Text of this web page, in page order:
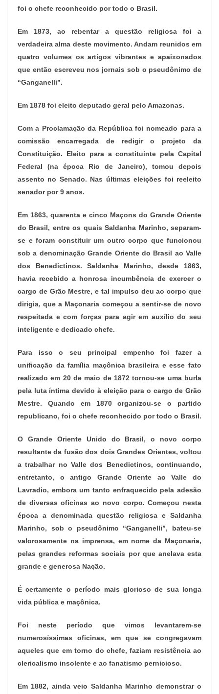
foi o chefe reconhecido por todo o Brasil.
Em 1873, ao rebentar a questão religiosa foi a
verdadeira alma deste movimento. Andam reunidos em
quatro volumes os artigos vibrantes e apaixonados
que então escreveu nos jornais sob o pseudônimo de
“Ganganelli”.
Em 1878 foi eleito deputado geral pelo Amazonas.
Com a Proclamação da República foi nomeado para a
comissão encarregada de redigir o projeto da
Constituição. Eleito para a constituinte pela Capital
Federal (na época Rio de Janeiro), tomou depois
assento no Senado. Nas últimas eleições foi reeleito
senador por 9 anos.
Em 1863, quarenta e cinco Maçons do Grande Oriente
do Brasil, entre os quais Saldanha Marinho, separam-
se e foram constituir um outro corpo que funcionou
sob a denominação Grande Oriente do Brasil ao Valle
dos Benedictinos. Saldanha Marinho, desde 1863,
havia recebido a honrosa incumbência de exercer o
cargo de Grão Mestre, e tal impulso deu ao corpo que
dirigia, que a Maçonaria começou a sentir-se de novo
respeitada e com forças para agir em auxílio do seu
inteligente e dedicado chefe.
Para isso o seu principal empenho foi fazer a
unificação da família maçônica brasileira e esse fato
realizado em 20 de maio de 1872 tornou-se uma burla
pela luta íntima devido à eleição para o cargo de Grão
Mestre. Quando em 1870 organizou-se o partido
republicano, foi o chefe reconhecido por todo o Brasil.
O Grande Oriente Unido do Brasil, o novo corpo
resultante da fusão dos dois Grandes Orientes, voltou
a trabalhar no Valle dos Benedictinos, continuando,
entretanto, o antigo Grande Oriente ao Valle do
Lavradio, embora um tanto enfraquecido pela adesão
de diversas oficinas ao novo corpo. Começou nesta
época a denominada questão religiosa e Saldanha
Marinho, sob o pseudônimo “Ganganelli”, bateu-se
valorosamente na imprensa, em nome da Maçonaria,
pelas grandes reformas sociais por que anelava esta
grande e generosa Nação.
É certamente o período mais glorioso de sua longa
vida pública e maçônica.
Foi neste período que vimos levantarem-se
numerosíssimas oficinas, em que se congregavam
aqueles que em torno do chefe, faziam resistência ao
clericalismo insolente e ao fanatismo pernicioso.
Em 1882, ainda veio Saldanha Marinho demonstrar o